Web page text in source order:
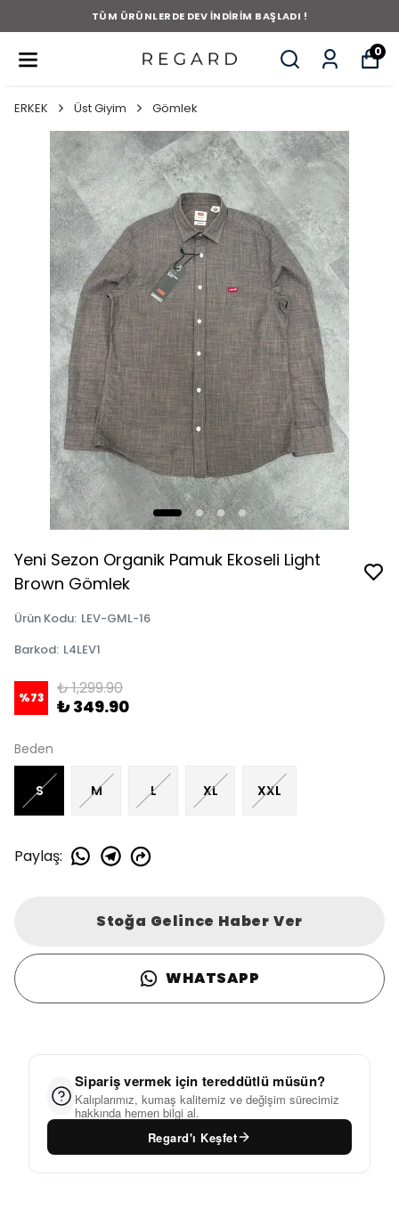
TÜM ÜRÜNLERDE DEV İNDİRİM BAŞLADI !
0
ERKEK Üst Giyim Gömlek
Yeni Sezon Organik Pamuk Ekoseli Light
Brown Gömlek
Ürün Kodu: LEV-GML-16
Barkod: L4LEV1
%73 ₺ 1,299.90
₺ 349.90
Beden
S M L XL XXL
Paylaş:
Stoğa Gelince Haber Ver
WHATSAPP
Sipariş vermek için tereddütlü müsün?
Kalıplarımız, kumaş kalitemiz ve değişim sürecimiz
hakkında hemen bilgi al.
Regard'ı Keşfet